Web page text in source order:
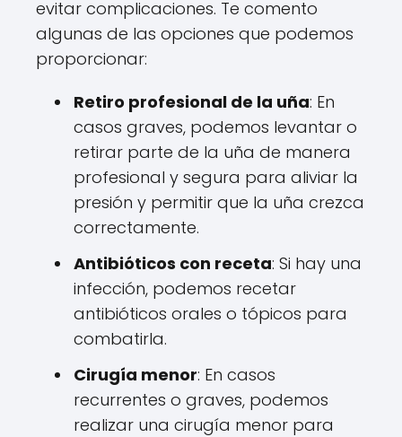
evitar complicaciones. Te comento
algunas de las opciones que podemos
proporcionar:
Retiro profesional de la uña: En
casos graves, podemos levantar o
retirar parte de la uña de manera
profesional y segura para aliviar la
presión y permitir que la uña crezca
correctamente.
Antibióticos con receta: Si hay una
infección, podemos recetar
antibióticos orales o tópicos para
combatirla.
Cirugía menor: En casos
recurrentes o graves, podemos
realizar una cirugía menor para